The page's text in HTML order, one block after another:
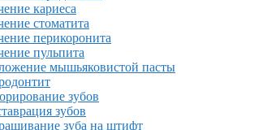
кариеса
стоматита
перикоронита
пульпита
мышьяковистой пасты
зубов
зубов
зуба на штифт